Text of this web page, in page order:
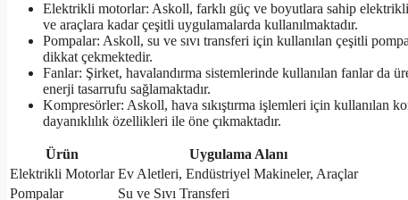
Elektrikli motorlar: Askoll, farklı güç ve boyutlara sahip
ve araçlara kadar çeşitli uygulamalarda kullanılmaktadır.
Pompalar: Askoll, su ve sıvı transferi için kullanılan çeşitli
dikkat çekmektedir.
Fanlar: Şirket, havalandırma sistemlerinde kullanılan fanlar da
enerji tasarrufu sağlamaktadır.
Kompresörler: Askoll, hava sıkıştırma işlemleri için kullanılan
dayanıklılık özellikleri ile öne çıkmaktadır.
Ürün
Uygulama Alanı
Elektrikli Motorlar Ev Aletleri, Endüstriyel Makineler, Araçlar
Pompalar
Su ve Sıvı Transferi